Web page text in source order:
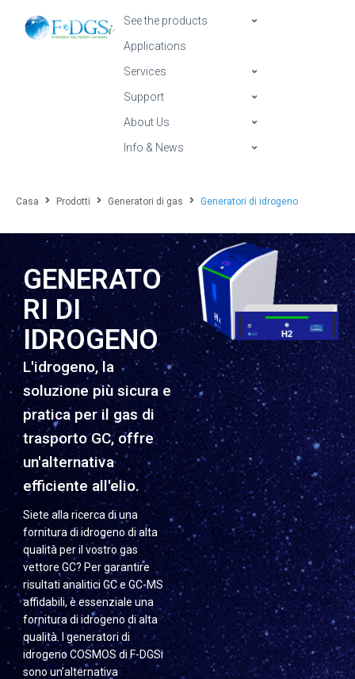
See the products
Applications
Services
Support
About Us
Info & News
Casa Prodotti Generatori di gas Generatori di idrogeno
GENERATO
RI DI
IDROGENO
L'idrogeno, la
soluzione più sicura e
pratica per il gas di
trasporto GC, offre
un'alternativa
efficiente all'elio.
Siete alla ricerca di una
fornitura di idrogeno di alta
qualità per il vostro gas
vettore GC? Per garantire
risultati analitici GC e GC-MS
affidabili, è essenziale una
fornitura di idrogeno di alta
qualità. I generatori di
idrogeno COSMOS di F-DGSi
sono un’alternativa